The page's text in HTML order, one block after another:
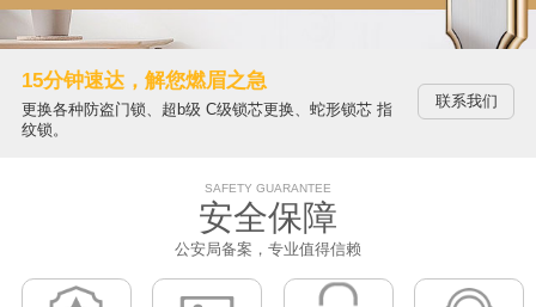
15分钟速达，解您燃眉之急
更换各种防盗门锁、超b级 C级锁芯更换、蛇形锁芯 指
纹锁。
联系我们
SAFETY GUARANTEE
安全保障
公安局备案，专业值得信赖